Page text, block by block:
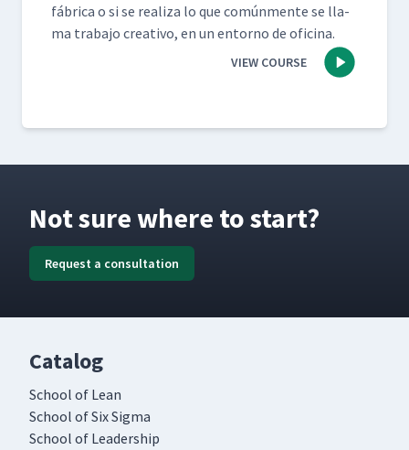
fábri­ca o si se real­iza lo que común­mente se lla­
ma tra­ba­jo cre­ati­vo, en un entorno de oficina.
VIEW COURSE
Not sure where to start?
Request a consultation
Catalog
School of Lean
School of Six Sigma
School of Leadership